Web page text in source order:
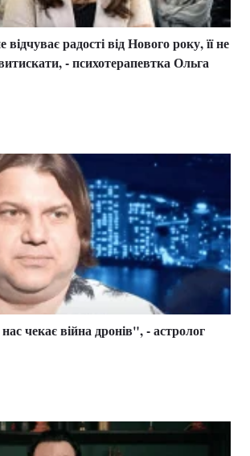
радості від Нового року, її не
- психотерапевтка Ольга
чекає війна дронів", - астролог